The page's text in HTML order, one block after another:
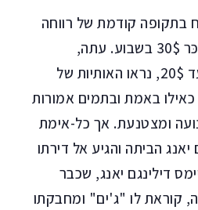
בתקופה קודמת של רווחה
כשהיה בעל-השם משׂתכּר 30$ בשבוע. עתה,
משנתמעטו ההכנסות עד 20$, נראו האותיות של
באמת ובתמים אמורות
ומצטנעת. אך כל-אימת
הביתה והגיע אל דירתו
דילינגם יאנג, שכבר
קוראת לו "ג'ים" ומחבקתו